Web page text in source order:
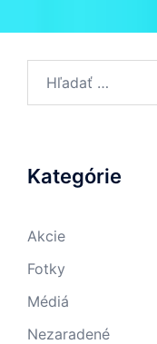
Kategórie
Akcie
Fotky
Médiá
Nezaradené